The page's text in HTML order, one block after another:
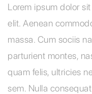
Lorem ipsum dolor
elit. Aenean
massa. Cum sociis
parturient montes,
quam felis, ultricies
sem. Nulla